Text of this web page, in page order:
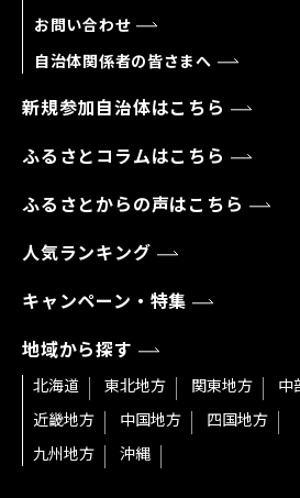
お問い合わせ
自治体関係者の皆さまへ
新規参加自治体はこちら
ふるさとコラムはこちら
ふるさとからの声はこちら
人気ランキング
キャンペーン・特集
地域から探す
北海道 東北地方 関東地方
中
近畿地方
中国地方
四国地方
九州地方
沖縄